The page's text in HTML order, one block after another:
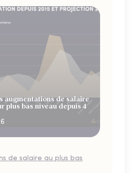
augmentations de salaire
plus bas niveau depuis 4
de salaire au plus bas